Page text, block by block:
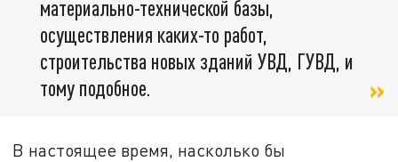
материально-технической базы,
осуществления каких-то работ,
строительства новых зданий УВД, ГУВД, и
тому подобное.
В настоящее время, насколько бы